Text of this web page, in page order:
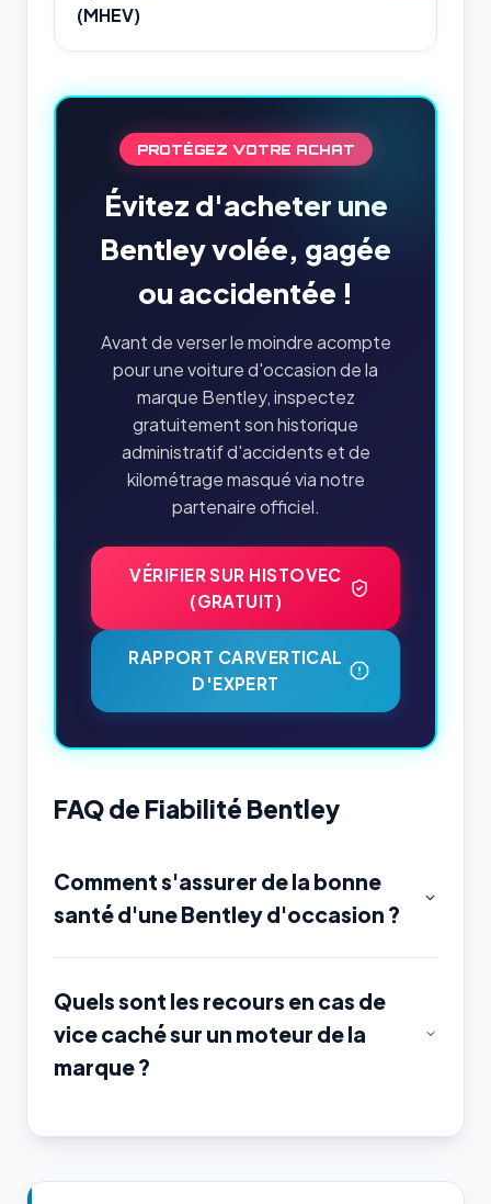
(MHEV)
PROTÉGEZ VOTRE ACHAT
Évitez d'acheter une
Bentley volée, gagée
ou accidentée !
Avant de verser le moindre acompte
pour une voiture d'occasion de la
marque Bentley, inspectez
gratuitement son historique
administratif d'accidents et de
kilométrage masqué via notre
partenaire officiel.
VÉRIFIER SUR HISTOVEC
(GRATUIT)
RAPPORT CARVERTICAL
D'EXPERT
FAQ de Fiabilité Bentley
Comment s'assurer de la bonne
santé d'une Bentley d'occasion ?
Quels sont les recours en cas de
vice caché sur un moteur de la
marque ?